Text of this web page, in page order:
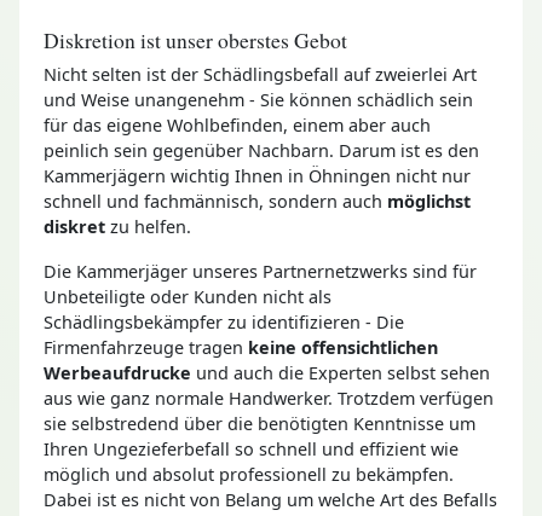
Diskretion ist unser oberstes Gebot
Nicht selten ist der Schädlingsbefall auf zweierlei Art
und Weise unangenehm - Sie können schädlich sein
für das eigene Wohlbefinden, einem aber auch
peinlich sein gegenüber Nachbarn. Darum ist es den
Kammerjägern wichtig Ihnen in Öhningen nicht nur
schnell und fachmännisch, sondern auch möglichst
diskret zu helfen.
Die Kammerjäger unseres Partnernetzwerks sind für
Unbeteiligte oder Kunden nicht als
Schädlingsbekämpfer zu identifizieren - Die
Firmenfahrzeuge tragen keine offensichtlichen
Werbeaufdrucke und auch die Experten selbst sehen
aus wie ganz normale Handwerker. Trotzdem verfügen
sie selbstredend über die benötigten Kenntnisse um
Ihren Ungezieferbefall so schnell und effizient wie
möglich und absolut professionell zu bekämpfen.
Dabei ist es nicht von Belang um welche Art des Befalls